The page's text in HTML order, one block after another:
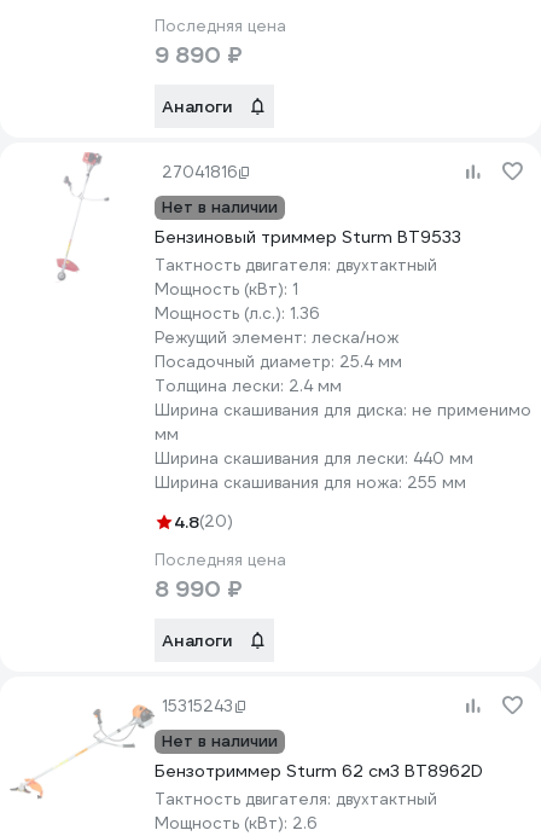
Последняя цена
9 890 ₽
Аналоги
27041816
Нет в наличии
Бензиновый триммер Sturm BT9533
Тактность двигателя: двухтактный
Мощность (кВт): 1
Мощность (л.с.): 1.36
Режущий элемент: леска/нож
Посадочный диаметр: 25.4 мм
Толщина лески: 2.4 мм
Ширина скашивания для диска: не применимо
мм
Ширина скашивания для лески: 440 мм
Ширина скашивания для ножа: 255 мм
4.8(20)
Последняя цена
8 990 ₽
Аналоги
15315243
Нет в наличии
Бензотриммер Sturm 62 см3 BT8962D
Тактность двигателя: двухтактный
Мощность (кВт): 2.6